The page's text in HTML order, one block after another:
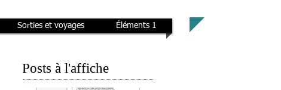
Sorties et voyages Éléments 1
Posts à l'affiche